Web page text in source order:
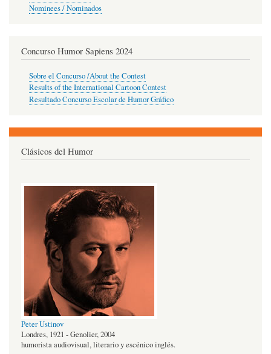
Nominees / Nominados
Concurso Humor Sapiens 2024
Sobre el Concurso /About the Contest
Results of the International Cartoon Contest
Resultado Concurso Escolar de Humor Gráfico
Clásicos del Humor
Peter Ustinov
Londres, 1921 - Genolier, 2004
humorista audiovisual, literario y escénico inglés.